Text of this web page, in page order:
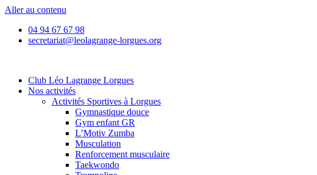
Aller au contenu
04 94 67 67 98
secretariat@leolagrange-lorgues.org
Club Léo Lagrange Lorgues
Nos activités
Activités Sportives à Lorgues
Gymnastique douce
Gym enfant GR
L’Motiv Zumba
Musculation
Renforcement musculaire
Taekwondo